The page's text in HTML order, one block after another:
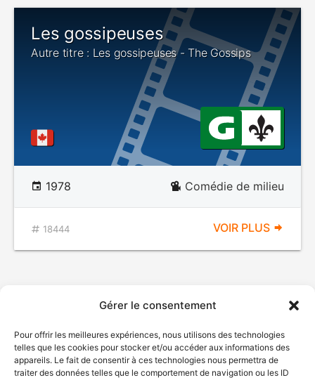
Gérer le consentement
Pour offrir les meilleures expériences, nous utilisons des technologies
telles que les cookies pour stocker et/ou accéder aux informations des
appareils. Le fait de consentir à ces technologies nous permettra de
traiter des données telles que le comportement de navigation ou les ID
Les gossipeuses
Autre titre : Les gossipeuses - The Gossips
1978 Comédie de milieu
18444 VOIR PLUS